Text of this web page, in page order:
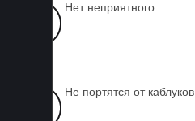
Нет неприятного
Не портятся от каблуков